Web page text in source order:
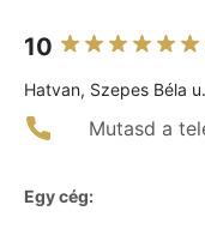
10
Hatvan, Szepes Béla
Mutasd a
Egy cég: